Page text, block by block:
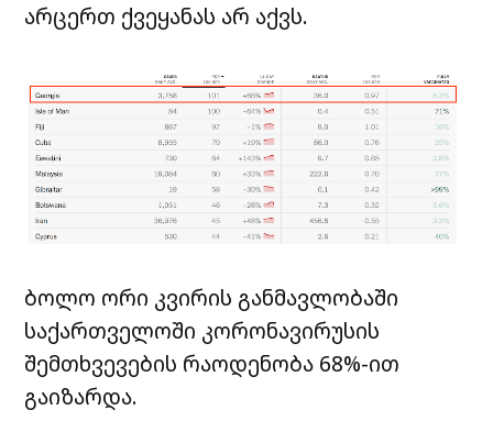
არცერთ ქვეყანას არ აქვს.
ბოლო ორი კვირის განმავლობაში
საქართველოში კორონავირუსის
შემთხვევების რაოდენობა 68%-ით
გაიზარდა.